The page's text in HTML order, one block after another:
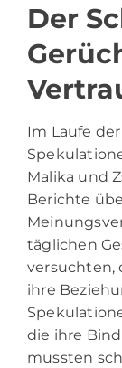
Der
Im Laufe
Malika und
Berichte
täglichen
versuchten,
ihre
die ihre
mussten